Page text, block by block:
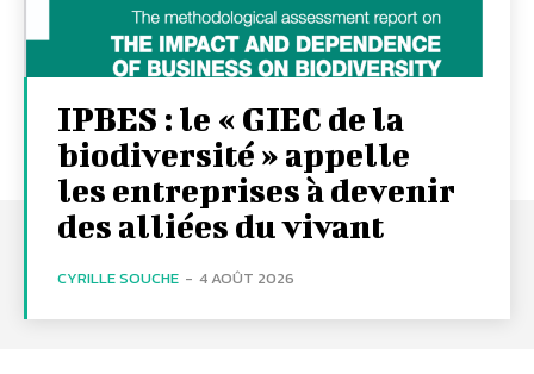
IPBES : le « GIEC de la
biodiversité » appelle
les entreprises à devenir
des alliées du vivant
CYRILLE SOUCHE - 4 AOÛT 2026